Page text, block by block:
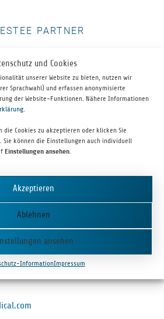
und Cookies
unserer Website zu bieten, nutzen wir
Sprachwahl) und erfassen anonymisierte
der Website-Funktionen. Nähere Informationen
die Cookies zu akzeptieren oder klicken Sie
Sie können die Einstellungen auch individuell
Einstellungen ansehen
Akzeptieren
Ablehnen
ansehen
InformationImpressum
PARTNER
medical
sich mit der Ent­wick­lung, der Fer­ti­
wirk­stoff­frei­set­zen­den Herzklappe.